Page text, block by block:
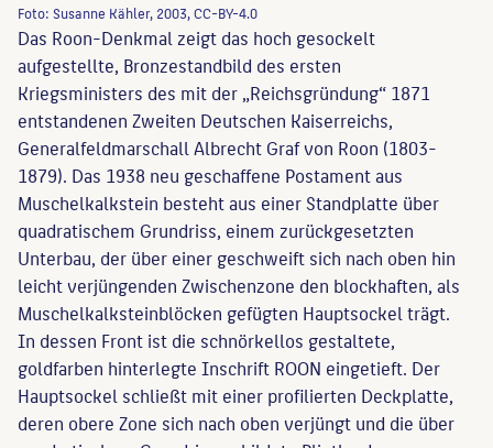
Foto: Susanne Kähler, 2003, CC-BY-4.0
Das Roon-Denkmal zeigt das hoch gesockelt
aufgestellte, Bronzestandbild des ersten
Kriegsministers des mit der „Reichsgründung“ 1871
entstandenen Zweiten Deutschen Kaiserreichs,
Generalfeldmarschall Albrecht Graf von Roon (1803-
1879). Das 1938 neu geschaffene Postament aus
Muschelkalkstein besteht aus einer Standplatte über
quadratischem Grundriss, einem zurückgesetzten
Unterbau, der über einer geschweift sich nach oben hin
leicht verjüngenden Zwischenzone den blockhaften, als
Muschelkalksteinblöcken gefügten Hauptsockel trägt.
In dessen Front ist die schnörkellos gestaltete,
goldfarben hinterlegte Inschrift ROON eingetieft. Der
Hauptsockel schließt mit einer profilierten Deckplatte,
deren obere Zone sich nach oben verjüngt und die über